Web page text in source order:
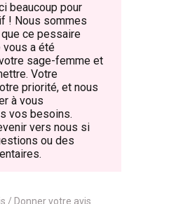
beaucoup pour
! Nous sommes
ce pessaire
vous a été
sage-femme et
Votre
priorité, et nous
à vous
vos besoins.
vers nous si
ou des
/ Donner votre avis